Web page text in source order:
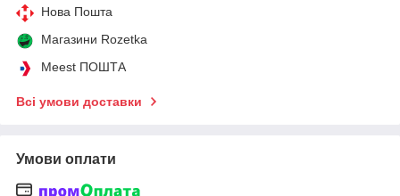
Нова Пошта
Магазини Rozetka
Meest ПОШТА
Всі умови доставки
Умови оплати